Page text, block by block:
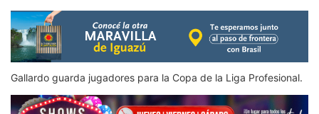
Gallardo guarda jugadores para la Copa de la Liga Profesional.